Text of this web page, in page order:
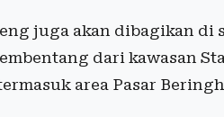
juga akan dibagikan di
dari kawasan
area Pasar